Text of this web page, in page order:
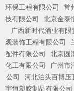
环保工程有限公司
常
技有限公司
北京金泰
广西新时代酒业有限
观装饰工程有限公司
配件有限公司
北京圆
化工有限公司
广州市
公司
河北泊头百博压
宇恒塑胶制品有限公司